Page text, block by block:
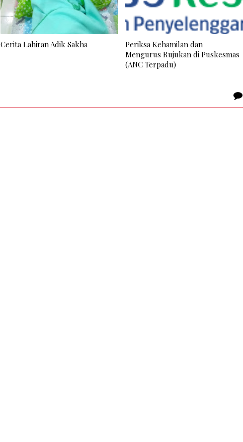
Cerita Lahiran Adik Sakha
Periksa Kehamilan dan
Mengurus Rujukan di Puskesmas
(ANC Terpadu)